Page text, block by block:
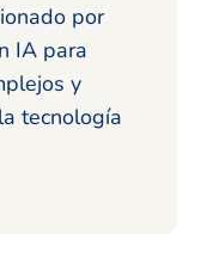
por
IA para
y
tecnología